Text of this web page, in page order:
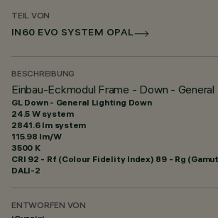
TEIL VON
IN60 EVO SYSTEM OPAL
BESCHREIBUNG
Einbau-Eckmodul Frame - Down -
GL Down - General Lighting Down
24.5 W system
2841.6 lm system
115.98 lm/W
3500 K
CRI 92 - Rf (Colour Fidelity Index) 89 - Rg
DALI-2
ENTWORFEN VON